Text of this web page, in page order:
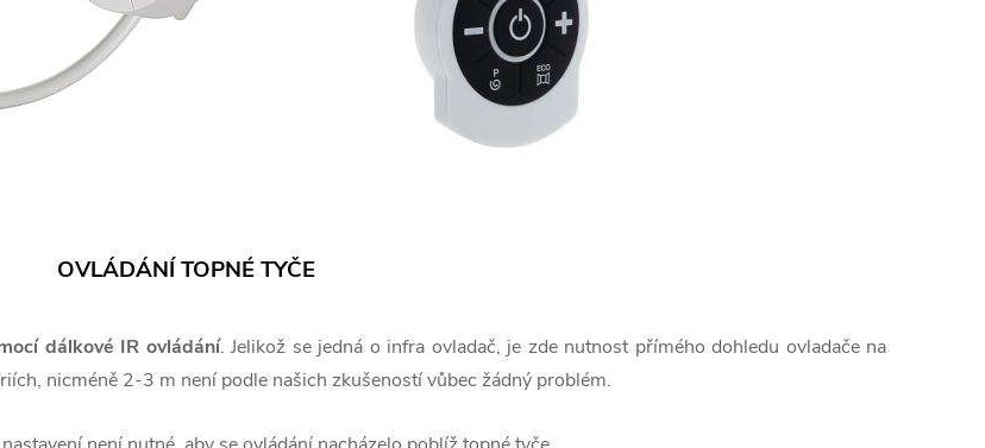
OVLÁDÁNÍ TOPNÉ TYČE
dálkové IR ovládání. Jelikož se jedná o infra ovladač, je zde nutnost přímého dohledu ovladače na
nicméně 2-3 m není podle našich zkušeností vůbec žádný problém.